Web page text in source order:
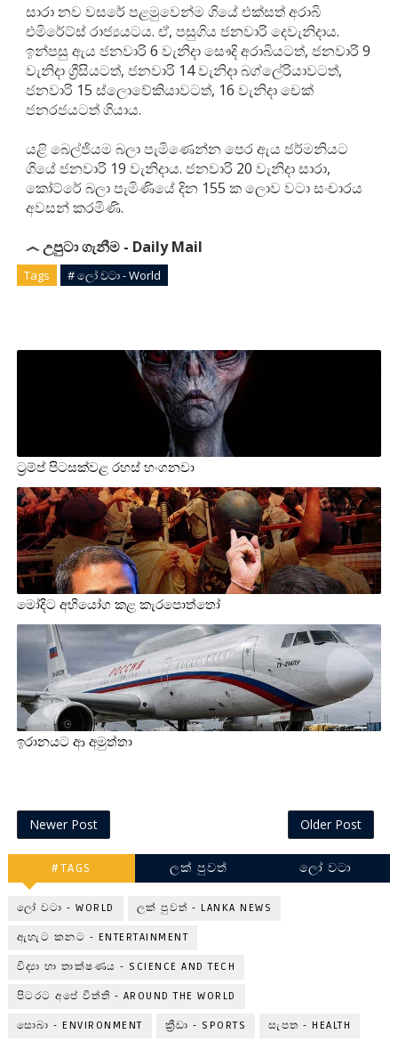
සාරා නව වසරේ පළමුවෙන්ම ගියේ එක්සත් අරාබි
එමිරේට්ස් රාජ්‍යයටය. ඒ, පසුගිය ජනවාරි දෙවැනිදාය.
ඉන්පසු ඇය ජනවාරි 6 වැනිදා සෞදි අරාබියටත්, ජනවාරි 9
වැනිදා ග්‍රීසියටත්, ජනවාරි 14 වැනිදා බග්ලේරියාවටත්,
ජනවාරි 15 ස්ලොවේකියාවටත්, 16 වැනිදා චෙක්
ජනරජයටත් ගියාය.
යළි බෙල්ජියම බලා පැමිණෙන්න පෙර ඇය ජර්මනියට
ගියේ ජනවාරි 19 වැනිදාය. ජනවාරි 20 වැනිදා සාරා,
කෝට්රේ බලා පැමිණියේ දින 155 ක ලොව වටා සංචාරය
අවසන් කරමිණි.
෴ උපුටා ගැනීම - Daily Mail
Tags # ලෝ වටා - World
ට්‍රම්ප් පිටසක්වළ රහස් හංගනවා
මෝදිට අභියෝග කළ කැරපොත්තෝ
ඉරානයට ආ අමුත්තා
Newer Post Older Post
#TAGS ලක් පුවත් ලෝ වටා
ලෝ වටා - WORLD ලක් පුවත් - LANKA NEWS
ඇහැට කනට - ENTERTAINMENT
විද්‍යා හා තාක්ෂණය - SCIENCE AND TECH
පිටරට අපේ විත්ති - AROUND THE WORLD
සොබා - ENVIRONMENT ක්‍රීඩා - SPORTS සැපත - HEALTH